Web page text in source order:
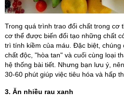
Trong quá trình trao đổi chất trong cơ
cơ thể được biến đổi tạo những chất
trì tính kiềm của máu. Đặc biệt, chúng
chất độc, "hòa tan" và cuối cùng loại
hệ thống bài tiết. Nhưng bạn lưu ý,
30-60 phút giúp việc tiêu hóa và hấp
3. Ăn nhiều rau xanh